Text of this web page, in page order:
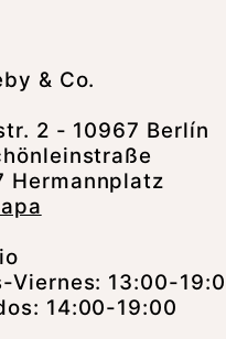
& Co.
2 - 10967 Berlín
Hermannplatz
Viernes: 13:00-
14:00-19:00